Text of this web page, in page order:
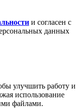
и согласен с
данных
улучшить работу и
использование
файлами.